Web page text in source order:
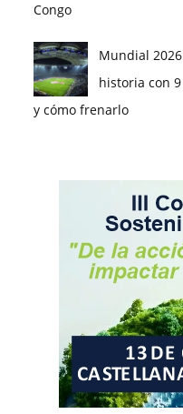
Congo
Mundial
historia con
y cómo frenarlo